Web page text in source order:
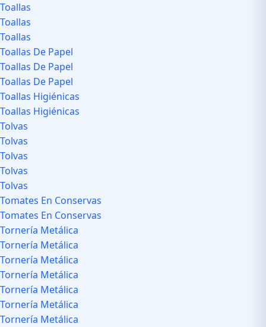
Toallas
Toallas
Toallas
Toallas De Papel
Toallas De Papel
Toallas De Papel
Toallas Higiénicas
Toallas Higiénicas
Tolvas
Tolvas
Tolvas
Tolvas
Tolvas
Tomates En Conservas
Tomates En Conservas
Tornería Metálica
Tornería Metálica
Tornería Metálica
Tornería Metálica
Tornería Metálica
Tornería Metálica
Tornería Metálica